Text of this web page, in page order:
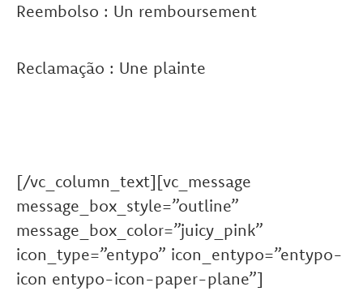
Reembolso : Un remboursement
Reclamação : Une plainte
[/vc_column_text][vc_message
message_box_style=”outline”
message_box_color=”juicy_pink”
icon_type=”entypo” icon_entypo=”entypo-
icon entypo-icon-paper-plane”]